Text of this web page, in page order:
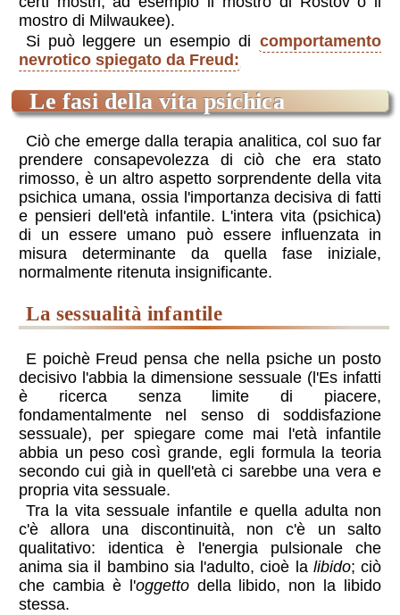
mostro di Milwaukee).
Si può leggere un esempio di comportamento
nevrotico spiegato da Freud:
le fasi della vita psichica
Ciò che emerge dalla terapia analitica, col suo far
prendere consapevolezza di ciò che era stato
rimosso, è un altro aspetto sorprendente della vita
psichica umana, ossia l'importanza decisiva di fatti
e pensieri dell'età infantile. L'intera vita (psichica)
di un essere umano può essere influenzata in
misura determinante da quella fase iniziale,
normalmente ritenuta insignificante.
la sessualità infantile
E poichè Freud pensa che nella psiche un posto
decisivo l'abbia la dimensione sessuale (l'Es infatti
è ricerca senza limite di piacere,
fondamentalmente nel senso di soddisfazione
sessuale), per spiegare come mai l'età infantile
abbia un peso così grande, egli formula la teoria
secondo cui già in quell'età ci sarebbe una vera e
propria vita sessuale.
Tra la vita sessuale infantile e quella adulta non
c'è allora una discontinuità, non c'è un salto
qualitativo: identica è l'energia pulsionale che
anima sia il bambino sia l'adulto, cioè la libido; ciò
che cambia è l'oggettodella libido, non la libido
stessa.